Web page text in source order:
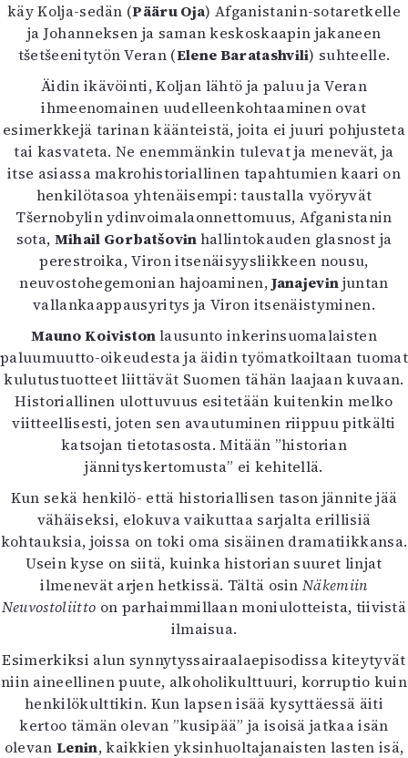
käy Kolja-sedän (Pääru Oja) Afganistanin-sotaretkelle
ja Johanneksen ja saman keskoskaapin jakaneen
tšetšeenitytön Veran (Elene Baratashvili) suhteelle.
Äidin ikävöinti, Koljan lähtö ja paluu ja Veran
ihmeenomainen uudelleenkohtaaminen ovat
esimerkkejä tarinan käänteistä, joita ei juuri pohjusteta
tai kasvateta. Ne enemmänkin tulevat ja menevät, ja
itse asiassa makrohistoriallinen tapahtumien kaari on
henkilötasoa yhtenäisempi: taustalla vyöryvät
Tšernobylin ydinvoimalaonnettomuus, Afganistanin
sota, Mihail Gorbatšovinhallintokauden glasnost ja
perestroika, Viron itsenäisyysliikkeen nousu,
neuvostohegemonian hajoaminen,Janajevinjuntan
vallankaappausyritys ja Viron itsenäistyminen.
Mauno Koivistonlausunto inkerinsuomalaisten
paluumuutto-oikeudesta ja äidin työmatkoiltaan tuomat
kulutustuotteet liittävät Suomen tähän laajaan kuvaan.
Historiallinen ulottuvuus esitetään kuitenkin melko
viitteellisesti, joten sen avautuminen riippuu pitkälti
katsojan tietotasosta. Mitään ”historian
jännityskertomusta” ei kehitellä.
Kun sekä henkilö- että historiallisen tason jännite jää
vähäiseksi, elokuva vaikuttaa sarjalta erillisiä
kohtauksia, joissa on toki oma sisäinen dramatiikkansa.
Usein kyse on siitä, kuinka historian suuret linjat
ilmenevät arjen hetkissä. Tältä osinNäkemiin
Neuvostoliitto on parhaimmillaan moniulotteista, tiivistä
ilmaisua.
Esimerkiksi alun synnytyssairaalaepisodissa kiteytyvät
niin aineellinen puute, alkoholikulttuuri, korruptio kuin
henkilökulttikin. Kun lapsen isää kysyttäessä äiti
kertoo tämän olevan ”kusipää” ja isoisä jatkaa isän
olevan Lenin, kaikkien yksinhuoltajanaisten lasten isä,